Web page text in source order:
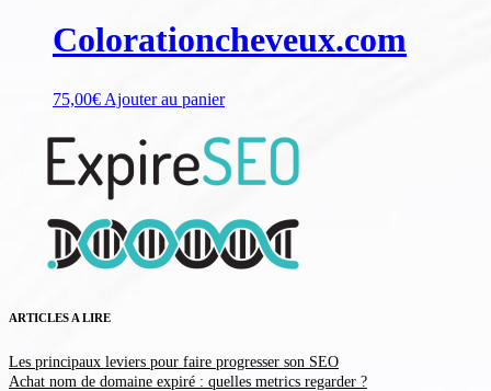
Colorationcheveux.com
75,00€ Ajouter au panier
ARTICLES A LIRE
Les principaux leviers pour faire progresser son SEO
Achat nom de domaine expiré : quelles metrics regarder ?